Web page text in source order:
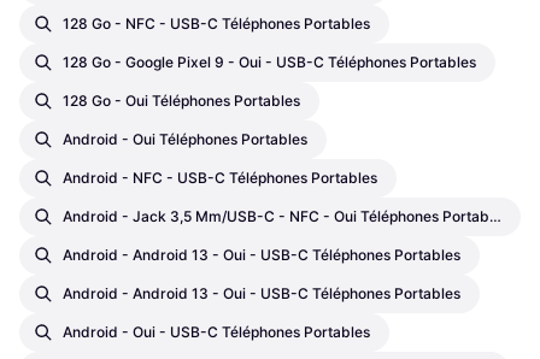
128 Go - NFC - USB-C Téléphones Portables
128 Go - Google Pixel 9 - Oui - USB-C Téléphones Portables
128 Go - Oui Téléphones Portables
Android - Oui Téléphones Portables
Android - NFC - USB-C Téléphones Portables
Android - Jack 3,5 Mm/USB-C - NFC - Oui Téléphones Portables
Android - Android 13 - Oui - USB-C Téléphones Portables
Android - Android 13 - Oui - USB-C Téléphones Portables
Android - Oui - USB-C Téléphones Portables